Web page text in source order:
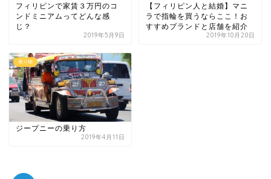
フィリピンで家賃３万円のコ
ンドミニアムってどんな感
じ？
2019年5月9日
【フィリピン人と結婚】マニ
ラで指輪を買うならここ！お
すすめブランドと店舗を紹介
2019年10月20日
乗り物
ジープニーの乗り方
2019年4月11日